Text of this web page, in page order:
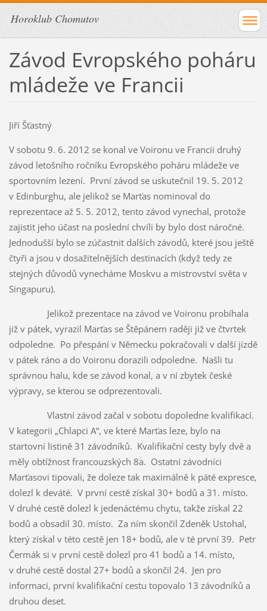
Horoklub Chomutov
Závod Evropského poháru
mládeže ve Francii
Jiří Šťastný
V sobotu 9. 6. 2012 se konal ve Voironu ve Francii druhý
závod letošního ročníku Evropského poháru mládeže ve
sportovním lezení. První závod se uskutečnil 19. 5. 2012
v Edinburghu, ale jelikož se Marťas nominoval do
reprezentace až 5. 5. 2012, tento závod vynechal, protože
zajistit jeho účast na poslední chvíli by bylo dost náročné.
Jednodušší bylo se zúčastnit dalších závodů, které jsou ještě
čtyři a jsou v dosažitelnějších destinacích (když tedy ze
stejných důvodů vynecháme Moskvu a mistrovství světa v
Singapuru).
Jelikož prezentace na závod ve Voironu probíhala
již v pátek, vyrazil Marťas se Štěpánem raději již ve čtvrtek
odpoledne. Po přespání v Německu pokračovali v další jízdě
v pátek ráno a do Voironu dorazili odpoledne. Našli tu
správnou halu, kde se závod konal, a v ní zbytek české
výpravy, se kterou se odprezentovali.
Vlastní závod začal v sobotu dopoledne kvalifikací.
V kategorii „Chlapci A“, ve které Marťas leze, bylo na
startovní listině 31 závodníků. Kvalifikační cesty byly dvě a
měly obtížnost francouzských 8a. Ostatní závodníci
Marťasovi tipovali, že doleze tak maximálně k páté expresce,
dolezl k deváté. V první cestě získal 30+ bodů a 31. místo.
V druhé cestě dolezl k jedenáctému chytu, takže získal 22
bodů a obsadil 30. místo. Za ním skončil Zdeněk Ustohal,
který získal v této cestě jen 18+ bodů, ale v té první 39. Petr
Čermák si v první cestě dolezl pro 41 bodů a 14. místo,
v druhé cestě dostal 27+ bodů a skončil 24. Jen pro
informaci, první kvalifikační cestu topovalo 13 závodníků a
druhou deset.